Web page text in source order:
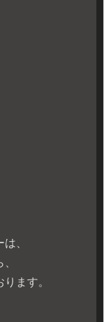
、
ます。